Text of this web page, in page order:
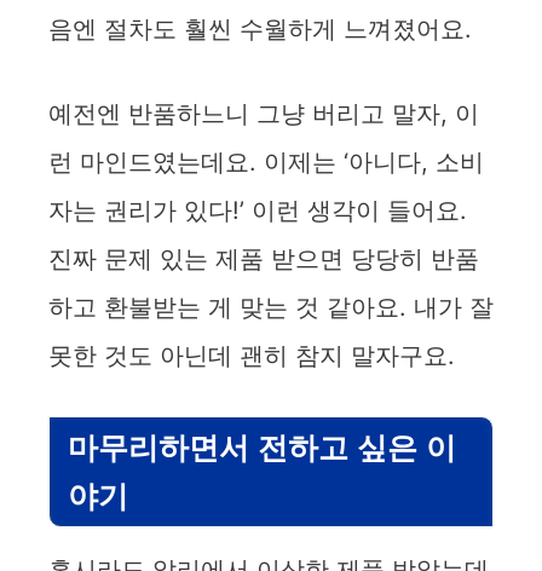
음엔 절차도 훨씬 수월하게 느껴졌어요.
예전엔 반품하느니 그냥 버리고 말자, 이
런 마인드였는데요. 이제는 ‘아니다, 소비
자는 권리가 있다!’ 이런 생각이 들어요.
진짜 문제 있는 제품 받으면 당당히 반품
하고 환불받는 게 맞는 것 같아요. 내가 잘
못한 것도 아닌데 괜히 참지 말자구요.
마무리하면서 전하고 싶은 이
야기